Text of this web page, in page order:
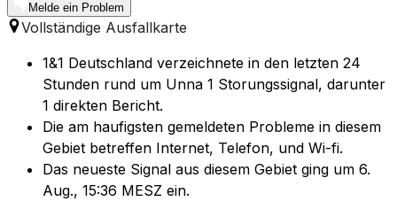
Melde ein Problem
Vollständige Ausfallkarte
1&1 Deutschland verzeichnete in den letzten 24
Stunden rund um Unna 1 Storungssignal, darunter
1 direkten Bericht.
Die am haufigsten gemeldeten Probleme in diesem
Gebiet betreffen Internet, Telefon, und Wi-fi.
Das neueste Signal aus diesem Gebiet ging um 6.
Aug., 15:36 MESZ ein.